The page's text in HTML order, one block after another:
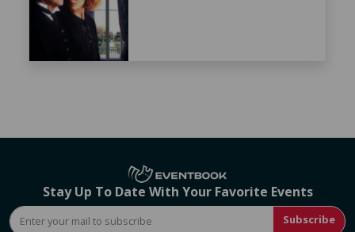
Stay Up To Date With Your Favorite Events
Subscribe